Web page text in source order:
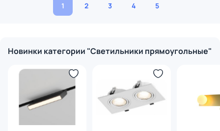
1 2 3 4 5
Новинки категории "Светильники прямоугольные"